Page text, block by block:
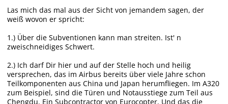
Las mich das mal aus der Sicht von jemandem sagen, der
weiß wovon er spricht:
1.) Über die Subventionen kann man streiten. Ist' n
zweischneidiges Schwert.
2.) Ich darf Dir hier und auf der Stelle hoch und heilig
versprechen, das im Airbus bereits über viele Jahre schon
Teilkomponenten aus China und Japan herumfliegen. Im A320
zum Beispiel, sind die Türen und Notausstiege zum Teil aus
Chengdu. Ein Subcontractor von Eurocopter. Und das die